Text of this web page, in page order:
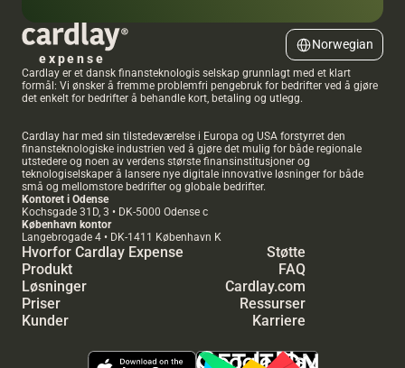
expense
Select Language
Norwegian
Cardlay er et dansk finansteknologis selskap grunnlagt med et klart
formål: Vi ønsker å fremme problemfri pengebruk for bedrifter ved å gjøre
det enkelt for bedrifter å behandle kort, betaling og utlegg.
Cardlay har med sin tilstedeværelse i Europa og USA forstyrret den
finansteknologiske industrien ved å gjøre det mulig for både regionale
utstedere og noen av verdens største finansinstitusjoner og
teknologiselskaper å lansere nye digitale innovative løsninger for både
små og mellomstore bedrifter og globale bedrifter.
Kontoret i Odense
Kochsgade 31D, 3 • DK-5000 Odense c
København kontor
Langebrogade 4 • DK-1411 København K
Hvorfor Cardlay Expense
Produkt
Løsninger
Priser
Kunder
Støtte
FAQ
Cardlay.com
Ressurser
Karriere